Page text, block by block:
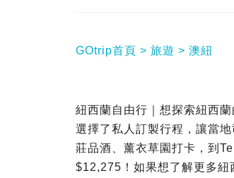
GOtrip首頁 旅遊 澳紐
紐西蘭自由行｜想探索紐西
選擇了私人訂製行程，讓當
莊品酒、薰衣草園打卡，到
$12,275！如果想了解更多紐